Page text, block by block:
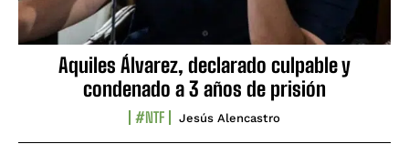
Aquiles Álvarez, declarado culpable y
condenado a 3 años de prisión
#NTF Jesús Alencastro